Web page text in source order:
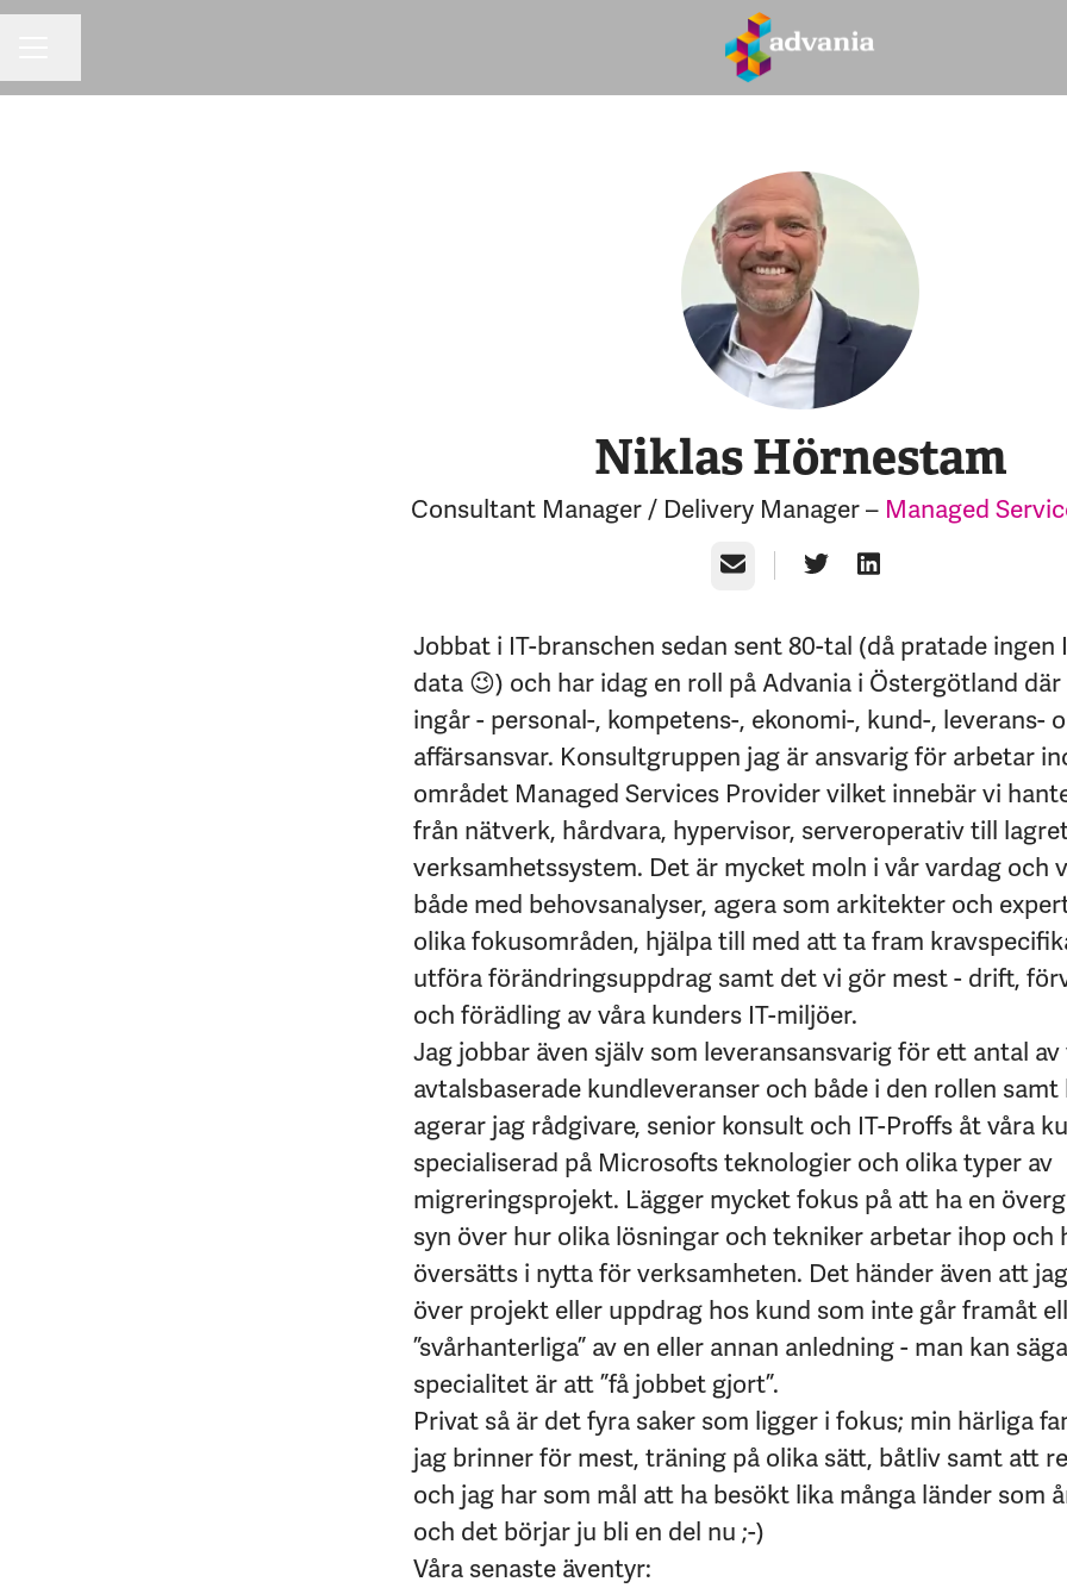
Niklas Hörnestam
Consultant Manager / Delivery Manager – Managed
E-post
Jobbat i IT-branschen sedan sent 80-tal (då pratade ingen
data 😉) och har idag en roll på Advania i Östergötland
ingår - personal-, kompetens-, ekonomi-, kund-, leverans-
affärsansvar. Konsultgruppen jag är ansvarig för arbetar
området Managed Services Provider vilket innebär vi
från nätverk, hårdvara, hypervisor, serveroperativ till
verksamhetssystem. Det är mycket moln i vår vardag och
både med behovsanalyser, agera som arkitekter och
olika fokusområden, hjälpa till med att ta fram
utföra förändringsuppdrag samt det vi gör mest - drift,
och förädling av våra kunders IT-miljöer.
Jag jobbar även själv som leveransansvarig för ett antal av
avtalsbaserade kundleveranser och både i den rollen
agerar jag rådgivare, senior konsult och IT-Proffs åt våra
specialiserad på Microsofts teknologier och olika typer av
migreringsprojekt. Lägger mycket fokus på att ha en
syn över hur olika lösningar och tekniker arbetar ihop och
översätts i nytta för verksamheten. Det händer även att
över projekt eller uppdrag hos kund som inte går framåt
”svårhanterliga” av en eller annan anledning - man kan
specialitet är att ”få jobbet gjort”.
Privat så är det fyra saker som ligger i fokus; min härliga
jag brinner för mest, träning på olika sätt, båtliv samt att
och jag har som mål att ha besökt lika många länder som
och det börjar ju bli en del nu ;-)
Våra senaste äventyr: